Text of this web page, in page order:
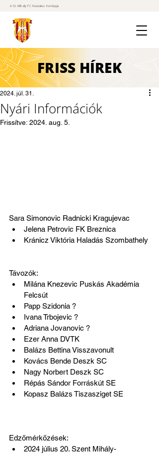
A St. Mihály FC hivatalos honlapja
FRISS HÍREK
Nyári Információk
2024. júl. 31.
Frissítve: 2024. aug. 5.
Sara Simonovic Radnicki Kragujevac
Jelena Petrovic FK Breznica
Kránicz Viktória Haladás Szombathely
Távozók:
Milána Knezevic Puskás Akadémia
Felcsút
Papp Szidonia ?
Ivana Trbojevic ?
Adriana Jovanovic ?
Ezer Anna DVTK
Balázs Bettina Visszavonult
Kovács Bende Deszk SC
Nagy Norbert Deszk SC
Répás Sándor Forráskút SE
Kopasz Balázs Tiszasziget SE
Edzőmérkőzések:
2024 július 20. Szent Mihály-